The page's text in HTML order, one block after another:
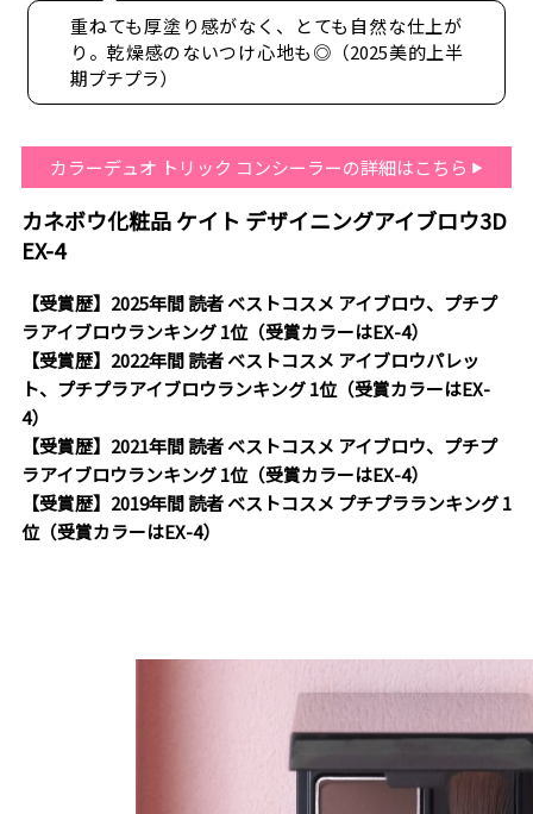
重ねても厚塗り感がなく、とても自然な仕上が
り。乾燥感のないつけ心地も◎（2025美的上半
期プチプラ）
カラーデュオ トリック コンシーラーの詳細はこちら
カネボウ化粧品 ケイト デザイニングアイブロウ3D
EX-4
【受賞歴】2025年間 読者 ベストコスメ アイブロウ、プチプ
ラアイブロウランキング 1位（受賞カラーはEX-4）
【受賞歴】2022年間 読者 ベストコスメ アイブロウパレッ
ト、プチプラアイブロウランキング 1位（受賞カラーはEX-
4）
【受賞歴】2021年間 読者 ベストコスメ アイブロウ、プチプ
ラアイブロウランキング 1位（受賞カラーはEX-4）
【受賞歴】2019年間 読者 ベストコスメ プチプラランキング 1
位（受賞カラーはEX-4）